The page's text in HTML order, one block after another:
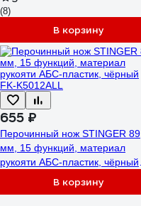
(8)
В корзину
655 ₽
Перочинный нож STINGER 89
мм, 15 функций, материал
рукояти АБС-пластик, чёрный
В корзину